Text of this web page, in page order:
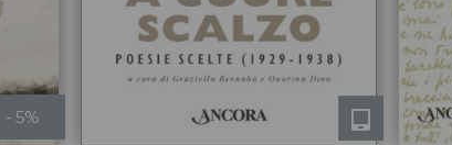
- 5%